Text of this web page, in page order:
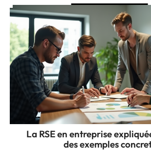
La RSE en entreprise
des exemples